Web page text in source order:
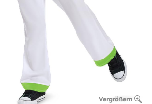
Vergrößern